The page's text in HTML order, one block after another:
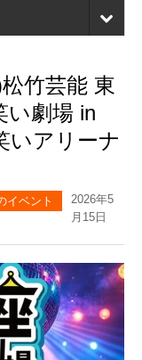
竹芸能 東
い劇場 in
いアリーナ
イベント
2026年5
月15日